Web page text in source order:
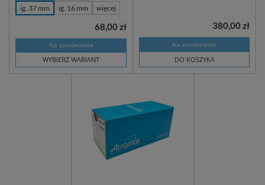
ig. 37 mm
ig. 16 mm więcej
Na zamówienie
WYBIERZ WARIANT
68,00 zł
Na zamówienie
DO KOSZYKA
380,00 zł